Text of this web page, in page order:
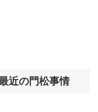
近の門松事情